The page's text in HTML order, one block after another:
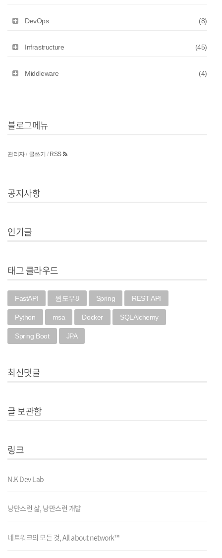
DevOps (8)
Infrastructure (45)
Middleware (4)
블로그메뉴
관리자/ 글쓰기 / RSS
공지사항
인기글
태그 클라우드
FastAPI 윈도우8 Spring REST API
Python msa Docker SQLAlchemy
Spring Boot JPA
최신댓글
글 보관함
링크
N.K Dev Lab
낭만스런 삶, 낭만스런 개발
네트워크의 모든 것, All about network™